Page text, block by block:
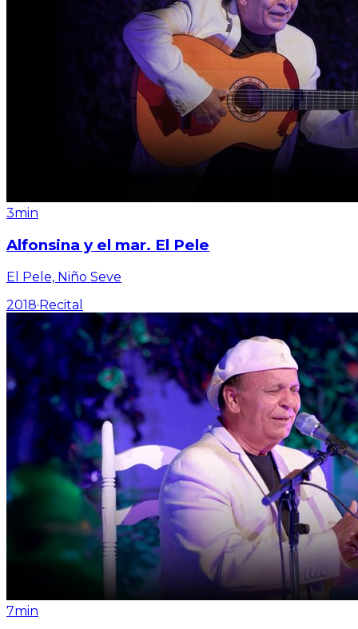
3min
Alfonsina y el mar. El Pele
El Pele, Niño Seve
2018·Recital
7min